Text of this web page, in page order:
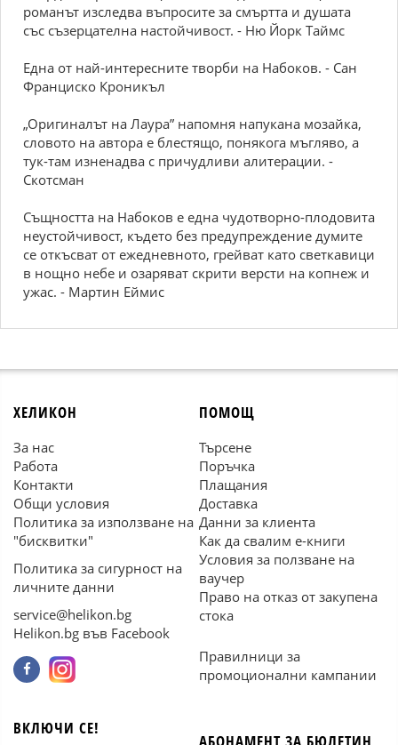
романът изследва въпросите за смъртта и душата
със съзерцателна настойчивост. - Ню Йорк Таймс
Една от най-интересните творби на Набоков. - Сан
Франциско Кроникъл
„Оригиналът на Лаура” напомня напукана мозайка,
словото на автора е блестящо, понякога мъгляво, а
тук-там изненадва с причудливи алитерации. -
Скотсман
Същността на Набоков е една чудотворно-плодовита
неустойчивост, където без предупреждение думите
се откъсват от ежедневното, грейват като светкавици
в нощно небе и озаряват скрити версти на копнеж и
ужас. - Мартин Еймис
ХЕЛИКОН
За нас
Работа
Контакти
Общи условия
Политика за използване на
"бисквитки"
Политика за сигурност на
личните данни
service@helikon.bg
Helikon.bg във Facebook
ПОМОЩ
Търсене
Поръчка
Плащания
Доставка
Данни за клиента
Как да свалим е-книги
Условия за ползване на
ваучер
Право на отказ от закупена
стока
Правилници за
промоционални кампании
ВКЛЮЧИ СЕ!